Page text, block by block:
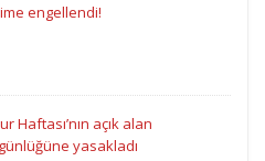
engellendi!
Haftası’nın açık alan
yasakladı